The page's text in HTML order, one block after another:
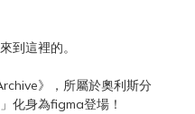
到這裡的。
》，所屬於奧利斯分
化身為figma登場！